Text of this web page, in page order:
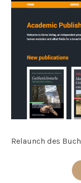
Relaunch des